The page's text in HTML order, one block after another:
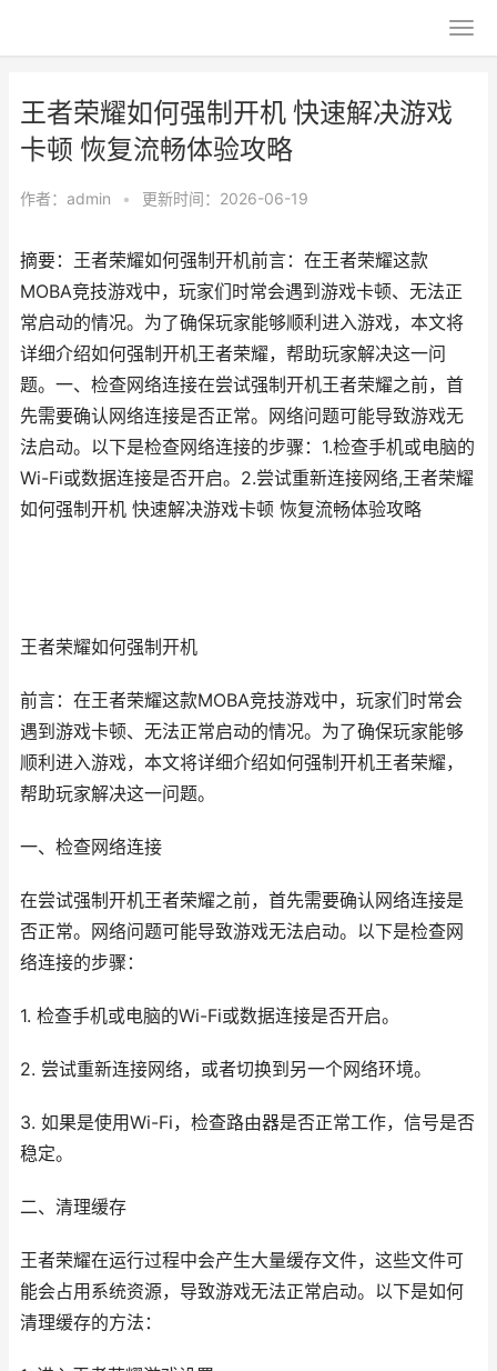
王者荣耀如何强制开机 快速解决游戏
卡顿 恢复流畅体验攻略
作者： admin • 更新时间：2026-06-19
摘要：王者荣耀如何强制开机前言：在王者荣耀这款
MOBA竞技游戏中，玩家们时常会遇到游戏卡顿、无法正
常启动的情况。为了确保玩家能够顺利进入游戏，本文将
详细介绍如何强制开机王者荣耀，帮助玩家解决这一问
题。一、检查网络连接在尝试强制开机王者荣耀之前，首
先需要确认网络连接是否正常。网络问题可能导致游戏无
法启动。以下是检查网络连接的步骤：1.检查手机或电脑的
Wi-Fi或数据连接是否开启。2.尝试重新连接网络,王者荣耀
如何强制开机 快速解决游戏卡顿 恢复流畅体验攻略
王者荣耀如何强制开机
前言：在王者荣耀这款MOBA竞技游戏中，玩家们时常会
遇到游戏卡顿、无法正常启动的情况。为了确保玩家能够
顺利进入游戏，本文将详细介绍如何强制开机王者荣耀，
帮助玩家解决这一问题。
一、检查网络连接
在尝试强制开机王者荣耀之前，首先需要确认网络连接是
否正常。网络问题可能导致游戏无法启动。以下是检查网
络连接的步骤：
1. 检查手机或电脑的Wi-Fi或数据连接是否开启。
2. 尝试重新连接网络，或者切换到另一个网络环境。
3. 如果是使用Wi-Fi，检查路由器是否正常工作，信号是否
稳定。
二、清理缓存
王者荣耀在运行过程中会产生大量缓存文件，这些文件可
能会占用系统资源，导致游戏无法正常启动。以下是如何
清理缓存的方法：